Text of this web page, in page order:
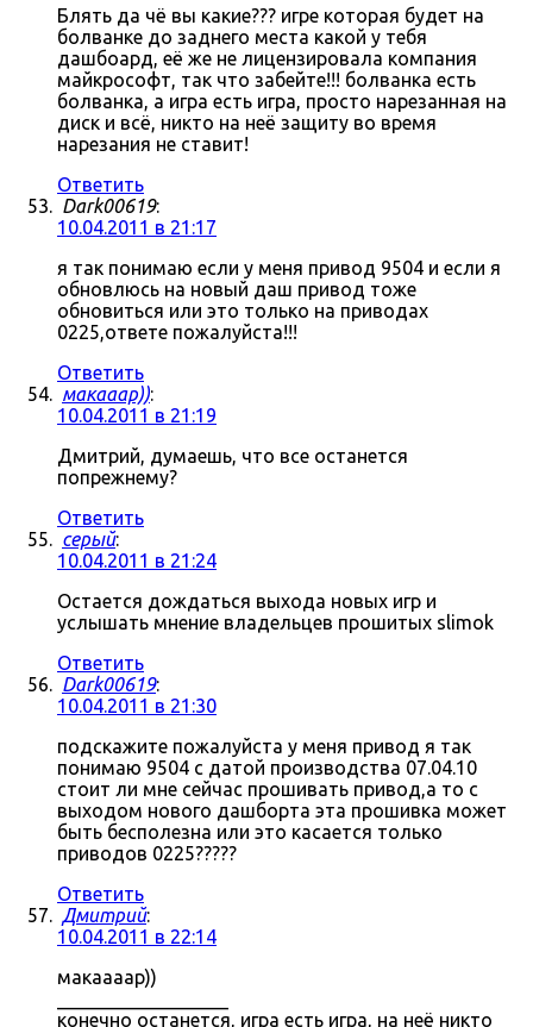
Блять да чё вы какие??? игре которая будет на
болванке до заднего места какой у тебя
дашбоард, её же не лицензировала компания
майкрософт, так что забейте!!! болванка есть
болванка, а игра есть игра, просто нарезанная на
диск и всё, никто на неё защиту во время
нарезания не ставит!
Ответить
Dark00619:
10.04.2011 в 21:17
я так понимаю если у меня привод 9504 и если я
обновлюсь на новый даш привод тоже
обновиться или это только на приводах
0225,ответе пожалуйста!!!
Ответить
макааар)):
10.04.2011 в 21:19
Дмитрий, думаешь, что все останется
попрежнему?
Ответить
серый:
10.04.2011 в 21:24
Остается дождаться выхода новых игр и
услышать мнение владельцев прошитых slimok
Ответить
Dark00619:
10.04.2011 в 21:30
подскажите пожалуйста у меня привод я так
понимаю 9504 с датой производства 07.04.10
стоит ли мне сейчас прошивать привод,а то с
выходом нового дашборта эта прошивка может
быть бесполезна или это касается только
приводов 0225?????
Ответить
Дмитрий:
10.04.2011 в 22:14
макаааар))
конечно останется, игра есть игра, на неё никто